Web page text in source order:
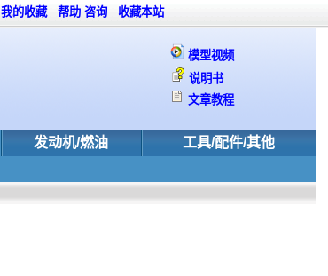
模型视频
说明书
文章教程
发动机/燃油 工具/配件/其他
我的收藏 帮助 咨询 收藏本站